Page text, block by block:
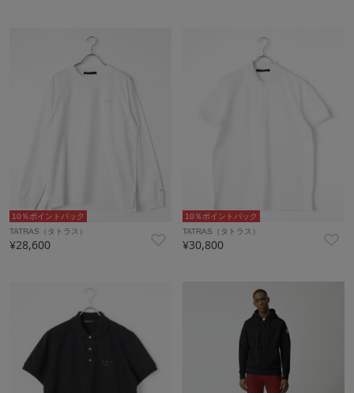
10％ポイントバック
TATRAS（タトラス）
¥28,600
10％ポイントバック
TATRAS（タトラス）
¥30,800